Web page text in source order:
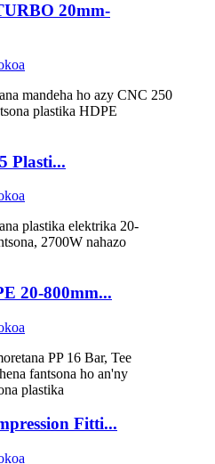
20mm-
Plasti...
20-800mm...
Fitti...